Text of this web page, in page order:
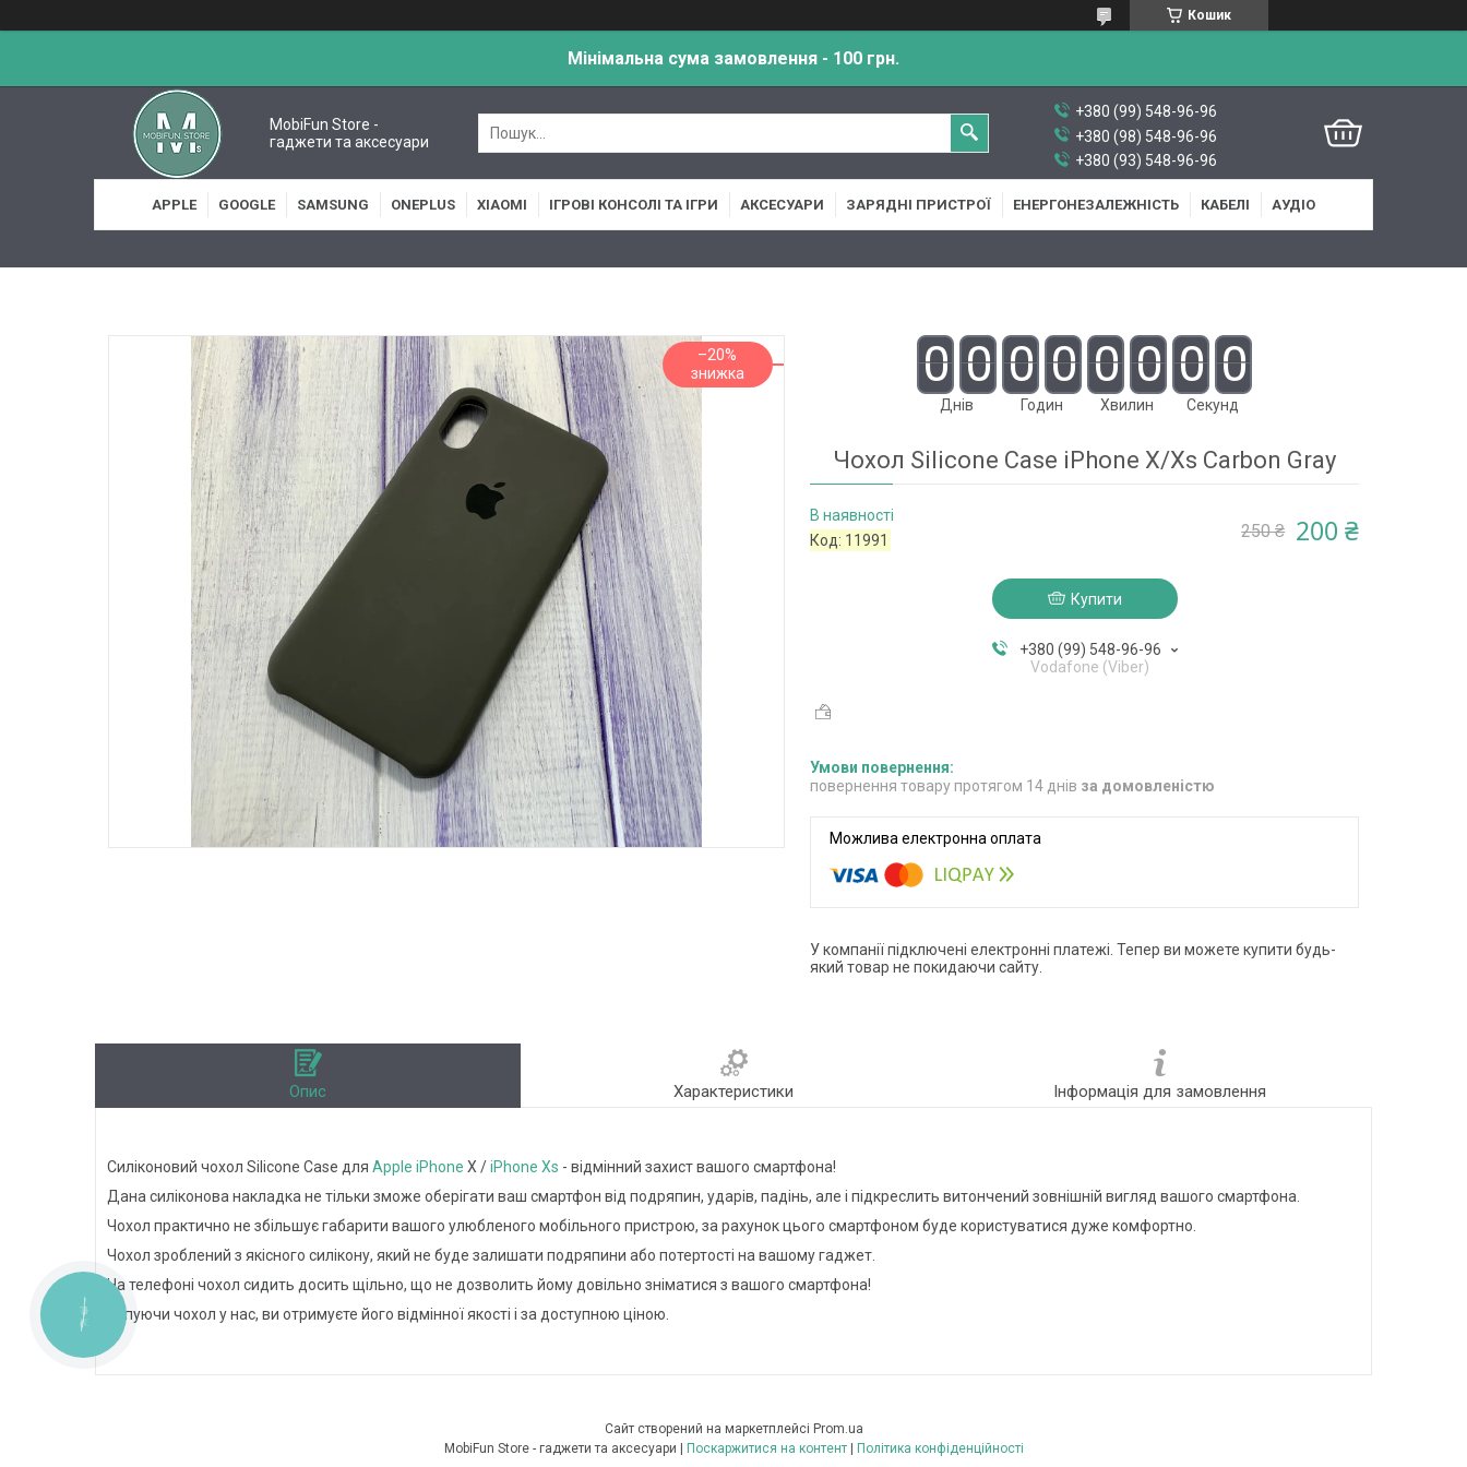
Кошик
Мінімальна сума замовлення - 100 грн.
MobiFun Store -
гаджети та аксесуари
+380 (99) 548-96-96
+380 (98) 548-96-96
+380 (93) 548-96-96
APPLE GOOGLE SAMSUNG ONEPLUS XIAOMI ІГРОВІ КОНСОЛІ ТА ІГРИ АКСЕСУАРИ ЗАРЯДНІ ПРИСТРОЇ ЕНЕРГОНЕЗАЛЕЖНІСТЬ КАБЕЛІ АУДІО
–20% 0 0
Днів
0 0
Годин
0 0
Хвилин
0 0
Секунд
Чохол Silicone Case iPhone X/Xs Carbon Gray
В наявності
Код: 11991 250 ₴ 200 ₴
Купити
+380 (99) 548-96-96
Vodafone (Viber)
повернення товару протягом 14 днів за домовленістю
У компанії підключені електронні платежі. Тепер ви можете купити будь-
який товар не покидаючи сайту.
Опис Характеристики Інформація для замовлення
Силіконовий чохол Silicone Case для Apple iPhone X /iPhone Xs - відмінний захист вашого смартфона!
Дана силіконова накладка не тільки зможе оберігати ваш смартфон від подряпин, ударів, падінь, але і підкреслить витончений зовнішній вигляд вашого смартфона.
Чохол практично не збільшує габарити вашого улюбленого мобільного пристрою, за рахунок цього смартфоном буде користуватися дуже комфортно.
Чохол зроблений з якісного силікону, який не буде залишати подряпини або потертості на вашому гаджет.
На телефоні чохол сидить досить щільно, що не дозволить йому довільно зніматися з вашого смартфона!
Купуючи чохол у нас, ви отримуєте його відмінної якості і за доступною ціною.
Сайт створений на маркетплейсі Prom.ua
Поскаржитися на контент Політика конфіденційності
КНОПКА
ЗВ'ЯЗКУ